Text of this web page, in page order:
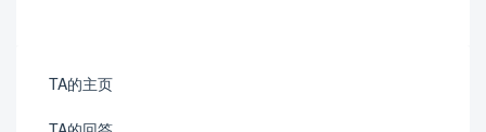
TA的主页